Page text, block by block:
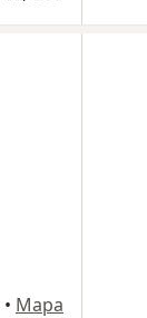
• Mapa